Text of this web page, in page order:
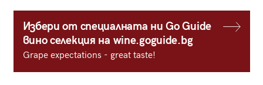
Избери от специалната ни Go Guide
вино селекция на wine.goguide.bg
Grape expectations - great taste!